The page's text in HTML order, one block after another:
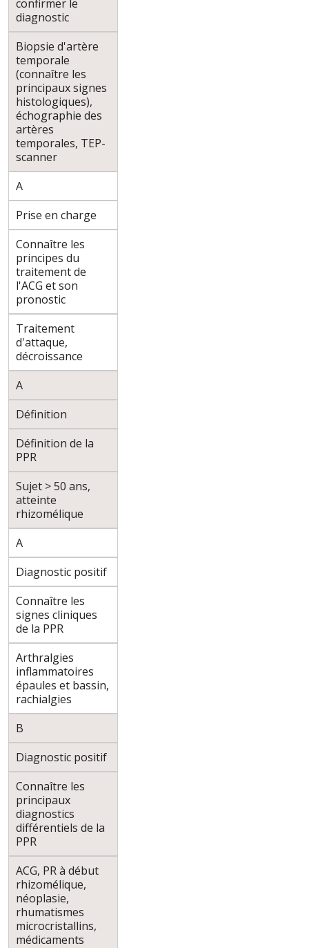
confirmer le
diagnostic
Biopsie d'artère
temporale
(connaître les
principaux signes
histologiques),
échographie des
artères
temporales, TEP-
scanner
A
Prise en charge
Connaître les
principes du
traitement de
l'ACG et son
pronostic
Traitement
d'attaque,
décroissance
A
Définition
Définition de la
PPR
Sujet > 50 ans,
atteinte
rhizomélique
A
Diagnostic positif
Connaître les
signes cliniques
de la PPR
Arthralgies
inflammatoires
épaules et bassin,
rachialgies
B
Diagnostic positif
Connaître les
principaux
diagnostics
différentiels de la
PPR
ACG, PR à début
rhizomélique,
néoplasie,
rhumatismes
microcristallins,
médicaments